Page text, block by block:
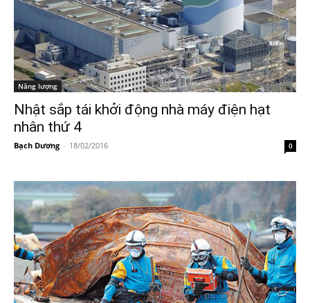
Năng lượng
Nhật sắp tái khởi động nhà máy điện hạt
nhân thứ 4
Bạch Dương - 18/02/2016 0